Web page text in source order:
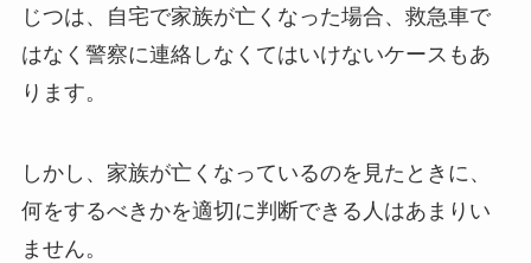
じつは、自宅で家族が亡くなった場合、救急車で
はなく警察に連絡しなくてはいけないケースもあ
ります。
しかし、家族が亡くなっているのを見たときに、
何をするべきかを適切に判断できる人はあまりい
ません。